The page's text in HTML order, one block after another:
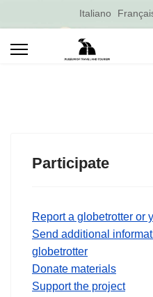
Select your
Italiano
Participate
Report a globetrotter or
Send additional
globetrotter
Donate materials
Support the project